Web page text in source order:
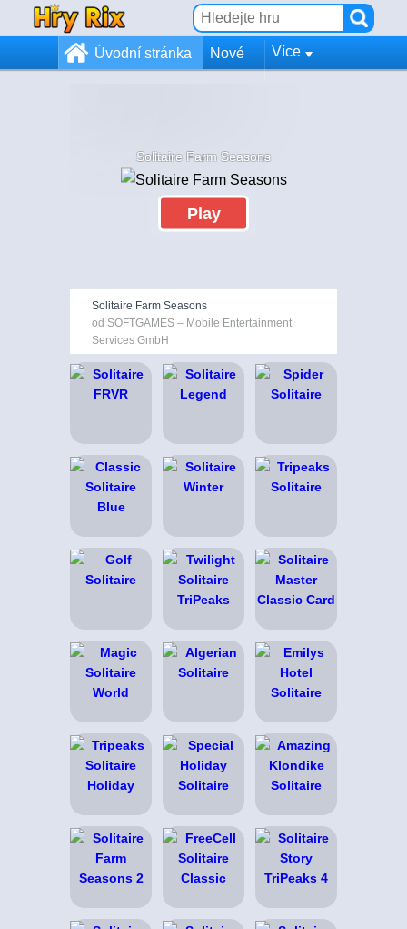
Úvodní stránka Nové Více
Solitaire Farm Seasons
Play
Solitaire Farm Seasons
od SOFTGAMES – Mobile Entertainment
Services GmbH